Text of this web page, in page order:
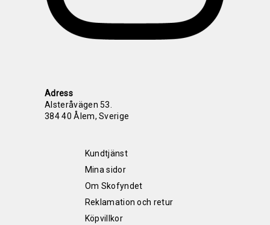
Adress
Alsteråvägen 53.
384 40 Ålem, Sverige
Kundtjänst
Mina sidor
Om Skofyndet
Reklamation och retur
Köpvillkor